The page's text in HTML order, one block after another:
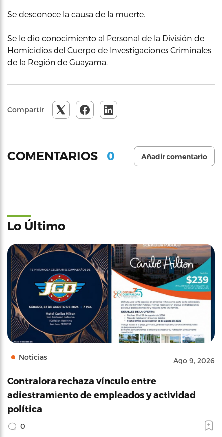
Se desconoce la causa de la muerte.
Se le dio conocimiento al Personal de la División de
Homicidios del Cuerpo de Investigaciones Criminales
de la Región de Guayama.
Compartir
COMENTARIOS 0 Añadir comentario
Lo Último
Noticias Ago 9, 2026
Contralora rechaza vínculo entre
adiestramiento de empleados y actividad
política
0